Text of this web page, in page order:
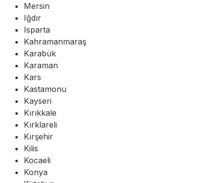
Mersin
Iğdır
Isparta
Kahramanmaraş
Karabük
Karaman
Kars
Kastamonu
Kayseri
Kırıkkale
Kırklareli
Kırşehir
Kilis
Kocaeli
Konya